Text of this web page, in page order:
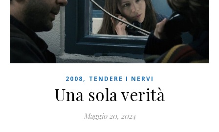
2008, TENDERE I NERVI
Una sola verità
Maggio 20, 2024